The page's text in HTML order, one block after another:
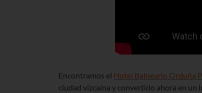
Encontramos el Hotel Balneario Orduña
ciudad vizcaína y convertido ahora en